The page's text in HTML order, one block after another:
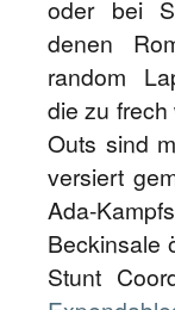
oder bei
denen
random
die zu
Outs sind
versiert
Ada-
Beckinsale
Stunt